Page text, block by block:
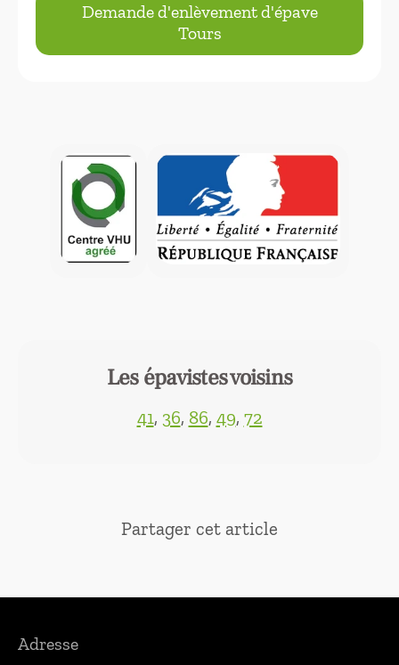
Demande d'enlèvement d'épave
Tours
Les épavistes voisins
41, 36, 86, 49, 72
Partager cet article
Adresse